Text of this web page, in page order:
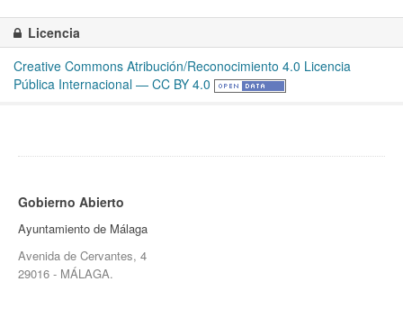
Licencia
Creative Commons Atribución/Reconocimiento 4.0 Licencia
Pública Internacional — CC BY 4.0
Gobierno Abierto
Ayuntamiento de Málaga
Avenida de Cervantes, 4
29016 - MÁLAGA.